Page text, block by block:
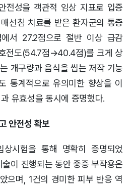
전성을 객관적 임상 지표로 입증
선침 치료를 받은 환자군의 통증
서 27.2점으로 절반 이상 급감
전도(54.7점→40.4점)를 크게 상
개구량과 음식을 씹는 저작 기능
통계적으로 유의미한 향상을 이
유효성을 동시에 증명했다.
안전성 확보
시험을 통해 명확히 증명되었
이 진행되는 동안 중증 부작용은
으며, 1건의 경미한 피부 반응 역